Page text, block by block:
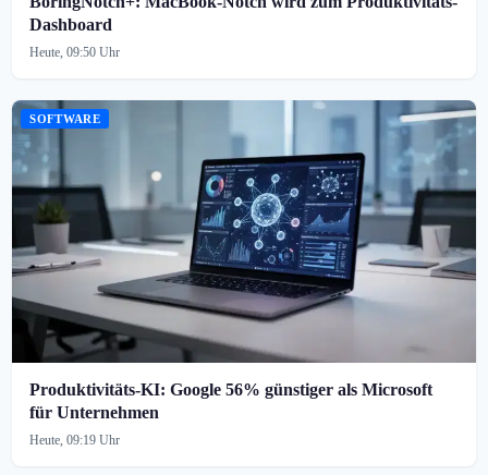
Dashboard
Heute, 09:50 Uhr
SOFTWARE
Produktivitäts-KI: Google 56% günstiger als Microsoft
für Unternehmen
Heute, 09:19 Uhr